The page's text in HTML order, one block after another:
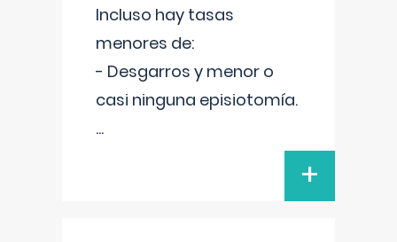
Incluso hay tasas
menores de:
- Desgarros y menor o
casi ninguna episiotomía.
...
+